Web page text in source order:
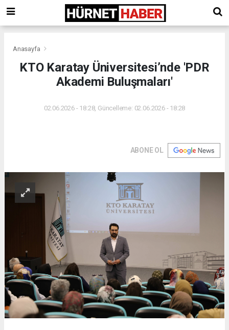
Anasayfa
KTO Karatay Üniversitesi’nde 'PDR
Akademi Buluşmaları'
02.06.2026 - 18:28, Güncelleme: 02.06.2026 - 18:28
ABONE OL